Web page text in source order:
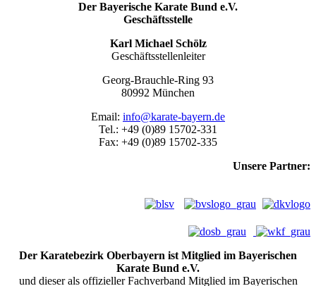
Der Bayerische Karate Bund e.V.
Geschäftsstelle
Karl Michael Schölz
Geschäftsstellenleiter
Georg-Brauchle-Ring 93
80992 München
Email: info@karate-bayern.de
Tel.: +49 (0)89 15702-331
Fax: +49 (0)89 15702-335
Unsere Partner:
Der Karatebezirk Oberbayern ist Mitglied im Bayerischen
Karate Bund e.V.
und dieser als offizieller Fachverband Mitglied im Bayerischen